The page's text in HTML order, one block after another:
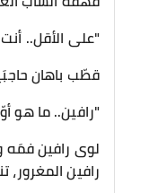
"على الأقل..
قطّب باهان
"رافين.. ما هو
لوى رافين فمَه
رافين